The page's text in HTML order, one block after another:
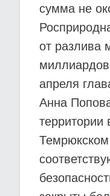
сумма не
от разлива
апреля
Анна
территории